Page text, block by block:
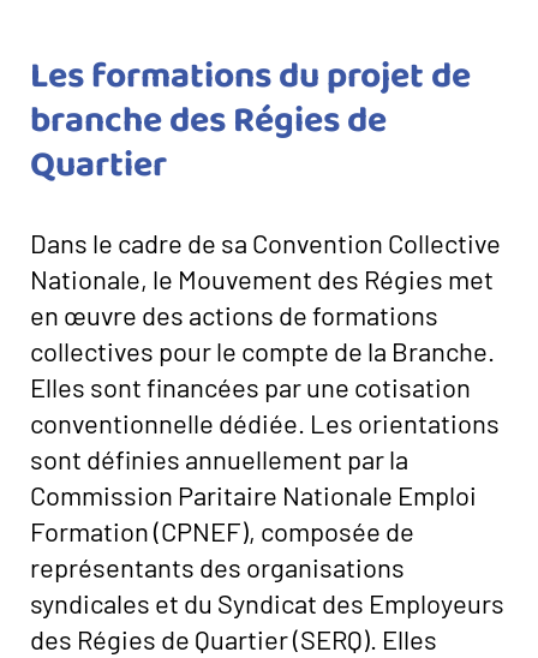
Les formations du projet de
branche des Régies de
Quartier
Dans le cadre de sa Convention Collective
Nationale, le Mouvement des Régies met
en œuvre des actions de formations
collectives pour le compte de la Branche.
Elles sont financées par une cotisation
conventionnelle dédiée. Les orientations
sont définies annuellement par la
Commission Paritaire Nationale Emploi
Formation (CPNEF), composée de
représentants des organisations
syndicales et du Syndicat des Employeurs
des Régies de Quartier (SERQ). Elles